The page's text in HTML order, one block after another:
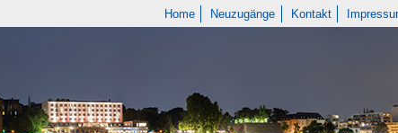
Home Neuzugänge Kontakt